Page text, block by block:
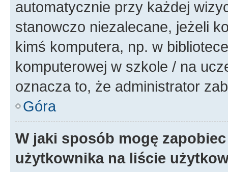
automatycznie przy każdej
stanowczo niezalecane, jeżeli
kimś komputera, np. w
komputerowej w szkole / na
oznacza to, że administrator
Góra
W jaki sposób mogę
użytkownika na liście